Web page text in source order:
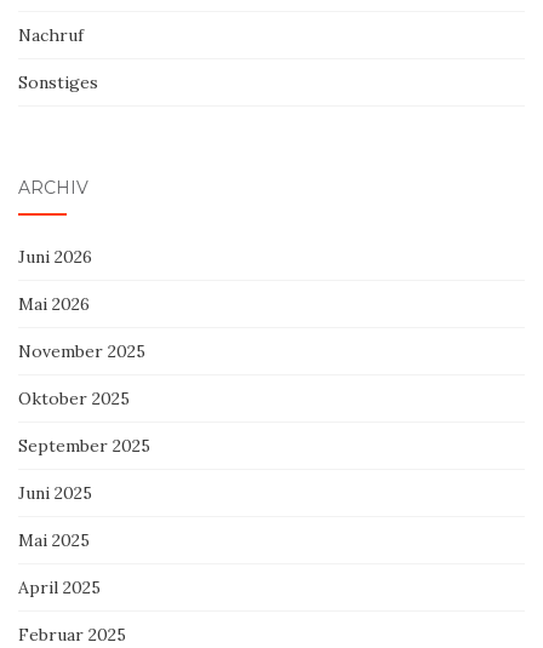
Nachruf
Sonstiges
ARCHIV
Juni 2026
Mai 2026
November 2025
Oktober 2025
September 2025
Juni 2025
Mai 2025
April 2025
Februar 2025